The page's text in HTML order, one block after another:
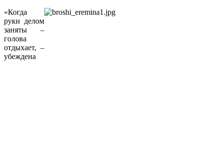
«Когда
руки делом
заняты –
голова
отдыхает, –
убеждена